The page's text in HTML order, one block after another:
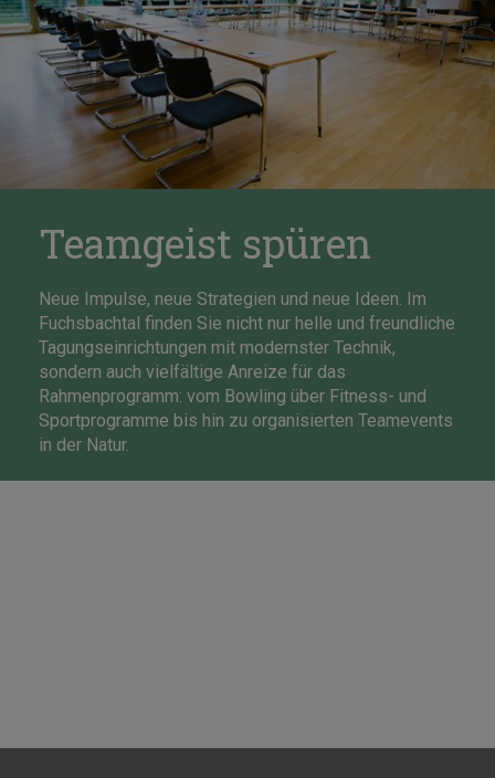
Teamgeist spüren
Neue Impulse, neue Strategien und neue Ideen. Im
Fuchsbachtal finden Sie nicht nur helle und freundliche
Tagungseinrichtungen mit modernster Technik,
sondern auch vielfältige Anreize für das
Rahmenprogramm: vom Bowling über Fitness- und
Sportprogramme bis hin zu organisierten Teamevents
in der Natur.